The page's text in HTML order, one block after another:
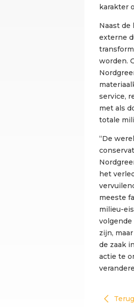
karakter
Naast de
externe
worden.
service,
met als
totale
“De
het
meeste
milieu-
zijn,
de zaak
actie te
Terug